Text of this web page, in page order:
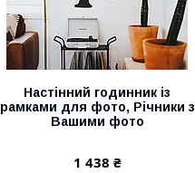
Настінний годинник із
рамками для фото, Річники з
Вашими фото
1 438 ₴